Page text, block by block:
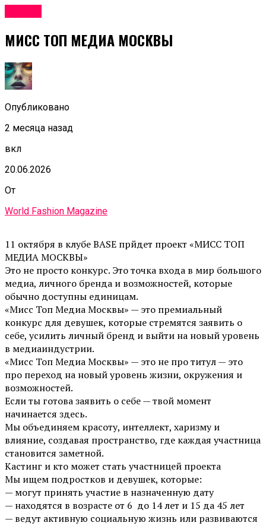
МИСС ТОП МЕДИА МОСКВЫ
Опубликовано
2 месяца назад
вкл
20.06.2026
От
World Fashion Magazine
11 октября в клубе BASE прйдет проект «МИСС ТОП
МЕДИА МОСКВЫ»
Это не просто конкурс. Это точка входа в мир большого
медиа, личного бренда и возможностей, которые
обычно доступны единицам.
«Мисс Топ Медиа Москвы» — это премиальный
конкурс для девушек, которые стремятся заявить о
себе, усилить личный бренд и выйти на новый уровень
в медиаиндустрии.
«Мисс Топ Медиа Москвы» — это не про титул — это
про переход на новый уровень жизни, окружения и
возможностей.
Если ты готова заявить о себе — твой момент
начинается здесь.
Мы объединяем красоту, интеллект, харизму и
влияние, создавая пространство, где каждая участница
становится заметной.
Кастинг и кто может стать участницей проекта
Мы ищем подростков и девушек, которые:
— могут принять участие в назначенную дату
— находятся в возрасте от 6 до 14 лет и 15 да 45 лет
— ведут активную социальную жизнь или развиваются